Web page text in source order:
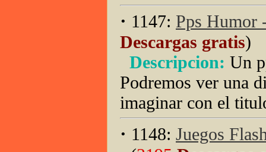
· 1147: Pps Humor
Descargas gratis)
Descripcion: Un
Podremos ver una
imaginar con el
· 1148: Juegos